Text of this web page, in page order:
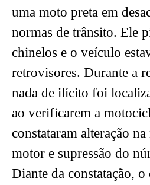
uma moto preta em
normas de trânsito. Ele
chinelos e o veículo
retrovisores. Durante a
nada de ilícito foi
ao verificarem a
constataram alteração
motor e supressão do
Diante da constatação,